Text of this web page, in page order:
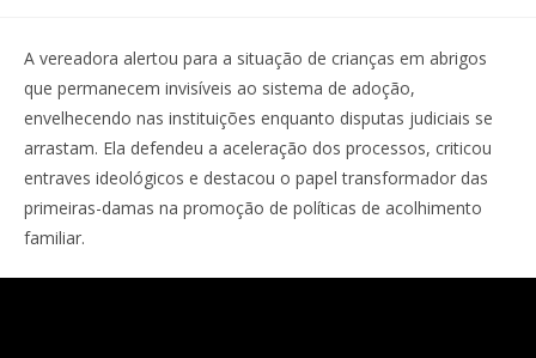
A vereadora alertou para a situação de crianças em abrigos
que permanecem invisíveis ao sistema de adoção,
envelhecendo nas instituições enquanto disputas judiciais se
arrastam. Ela defendeu a aceleração dos processos, criticou
entraves ideológicos e destacou o papel transformador das
primeiras-damas na promoção de políticas de acolhimento
familiar.